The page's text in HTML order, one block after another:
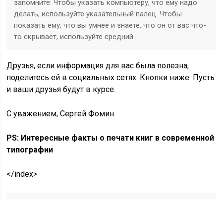
запомните: Чтобы указать компьютеру, что ему надо
делать, используйте указательный палец. Чтобы
показать ему, что вы умнее и знаете, что он от вас что-
то скрывает, используйте средний.
Друзья, если информация для вас была полезна,
поделитесь ей в социальных сетях. Кнопки ниже. Пусть
и ваши друзья будут в курсе.
С уважением, Сергей Фомин.
PS: Интересные факты о печати книг в современной
типографии
</index>